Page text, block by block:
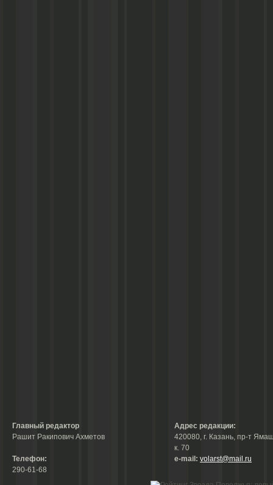
Главный редактор
Рашит Ракипович Ахметов
Телефон:
290-61-68
Адрес редакции:
420080, г. Казань, пр-т
к. 70
е-mail: volarst@mail.ru